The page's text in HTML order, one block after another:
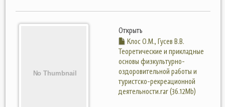
Открыть
Клос О.М., Гусев В.В.
Теоретические и прикладные
основы физкультурно-
оздоровительной работы и
туристско-рекреационной
деятельности.rar (36.12Mb)